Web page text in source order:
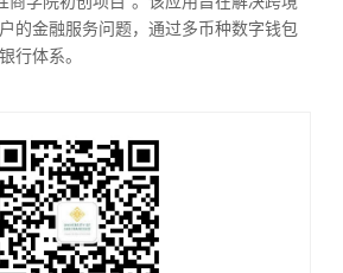
的金融服务问题，通过多币种数字钱包
行体系。